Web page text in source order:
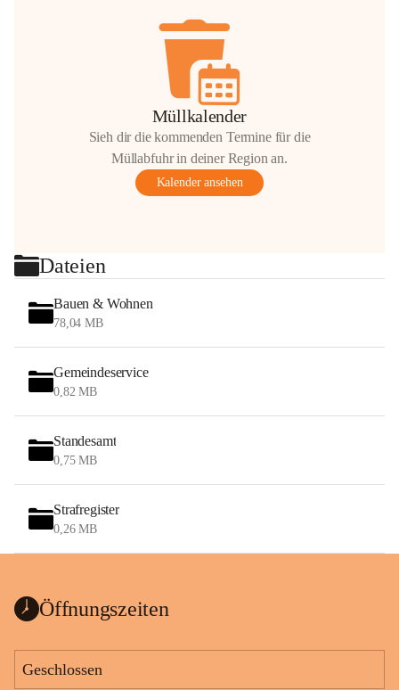
Müllkalender
Sieh dir die kommenden Termine für die
Müllabfuhr in deiner Region an.
Kalender ansehen
Dateien
Bauen & Wohnen
78,04 MB
Gemeindeservice
0,82 MB
Standesamt
0,75 MB
Strafregister
0,26 MB
Öffnungszeiten
Geschlossen